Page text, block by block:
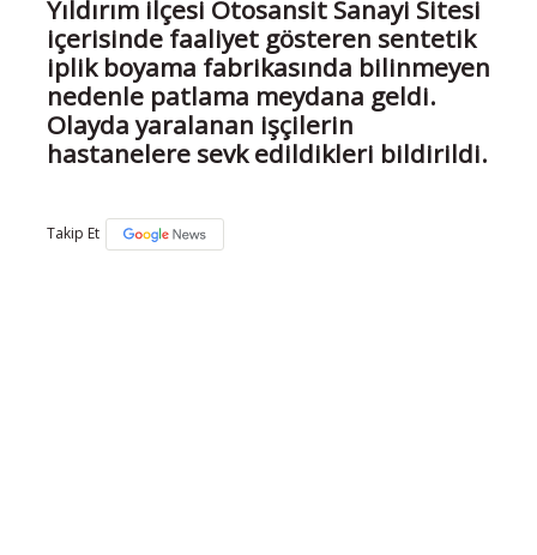
Yıldırım ilçesi Otosansit Sanayi Sitesi
içerisinde faaliyet gösteren sentetik
iplik boyama fabrikasında bilinmeyen
nedenle patlama meydana geldi.
Olayda yaralanan işçilerin
hastanelere sevk edildikleri bildirildi.
Takip Et